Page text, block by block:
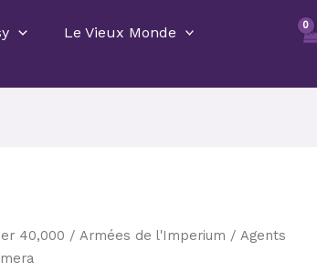
Le Vieux Monde
40,000 /Armées de l'Imperium /Agents
Le
prix